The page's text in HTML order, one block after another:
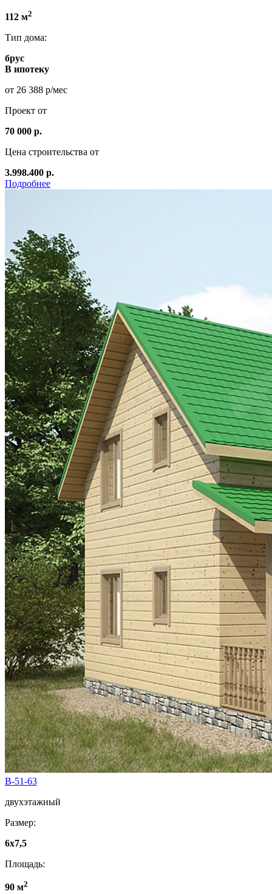
112 м2
Тип дома:
брус
В ипотеку
от 26 388 р/мес
Проект от
70 000 р.
Цена строительства от
3.998.400 р.
Подробнее
B-51-63
двухэтажный
Размер:
6х7,5
Площадь:
90 м2